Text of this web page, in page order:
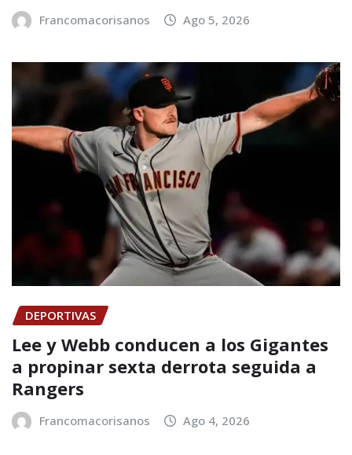
Francomacorisanos Ago 5, 2026
DEPORTIVAS
Lee y Webb conducen a los Gigantes
a propinar sexta derrota seguida a
Rangers
Francomacorisanos Ago 4, 2026